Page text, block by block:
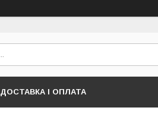
ДОСТАВКА І ОПЛАТА